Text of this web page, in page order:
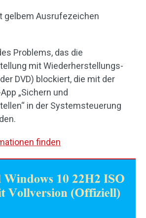
gelbem Ausrufezeichen
Problems, das die
mit Wiederherstellungs-
DVD) blockiert, die mit der
„Sichern und
in der Systemsteuerung
finden